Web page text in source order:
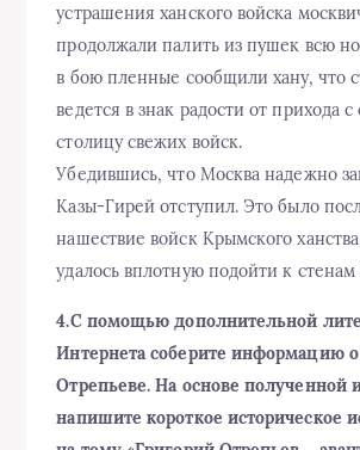
устрашения ханского войска
продолжали палить из пушек всю
в бою пленные сообщили хану, что
ведется в знак радости от прихода с
столицу свежих войск.
Убедившись, что Москва надежно
Казы-Гирей отступил. Это было
нашествие войск Крымского
удалось вплотную подойти к
4.С помощью дополнительной
Интернета соберите информацию
Отрепьеве. На основе полученной
напишите короткое историческое